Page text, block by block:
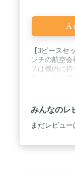
【3ピースセ
ンチの航空
スは機内に持
バッグ*1、
ホイール付
はスムーズ
提供し、360
大変便利で
みんなのレ
まだレビュ